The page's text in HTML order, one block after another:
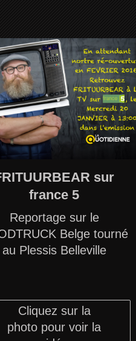
sur
france 5
Reportage sur le
Belge tourné
au Plessis Belleville
Cliquez sur la
photo pour voir la